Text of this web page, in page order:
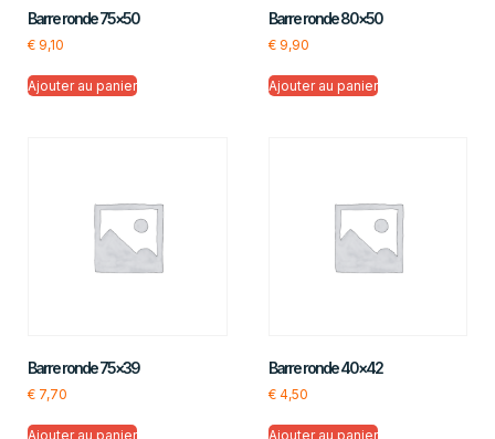
Barre ronde 75×50
€ 9,10
Ajouter au panier
Barre ronde 80×50
€9,90
Ajouter au panier
Barre ronde 75×39
€ 7,70
Ajouter au panier
Barre ronde 40×42
€4,50
Ajouter au panier